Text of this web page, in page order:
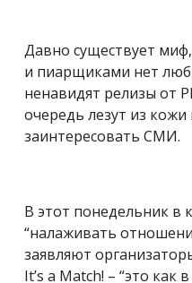
Давно существует
и пиарщиками нет
ненавидят релизы от
очередь лезут из
заинтересовать СМИ.
В этот понедельник в
“налаживать
заявляют
It’s a Match! – “это